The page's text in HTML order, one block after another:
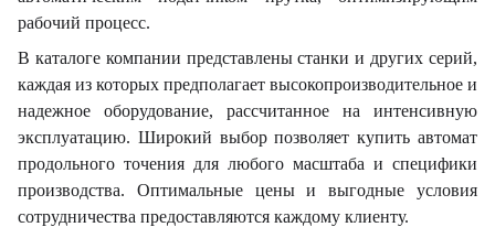
рабочий процесс.
В каталоге компании представлены станки и других серий,
каждая из которых предполагает высокопроизводительное и
надежное оборудование, рассчитанное на интенсивную
эксплуатацию. Широкий выбор позволяет купить автомат
продольного точения для любого масштаба и специфики
производства. Оптимальные цены и выгодные условия
сотрудничества предоставляются каждому клиенту.